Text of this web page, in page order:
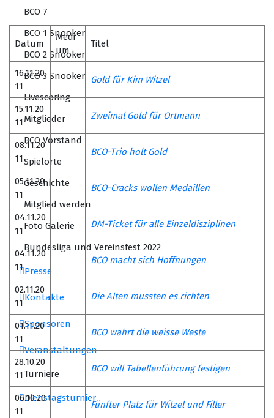
BCO 7
BCO 1 Snooker
BCO 2 Snooker
BCO 3 Snooker
Livescoring
Mitglieder
BCO Vorstand
Spielorte
Geschichte
Mitglied werden
Foto Galerie
Bundesliga und Vereinsfest 2022
Presse
Kontakte
Sponsoren
Veranstaltungen
Turniere
Dienstagsturnier
Datum
Medi
um
Titel
16.11.20
11
Gold für Kim Witzel
15.11.20
11
Zweimal Gold für Ortmann
08.11.20
11
BCO-Trio holt Gold
05.11.20
11
BCO-Cracks wollen Medaillen
04.11.20
11
DM-Ticket für alle Einzeldisziplinen
04.11.20
11
BCO macht sich Hoffnungen
02.11.20
11
Die Alten mussten es richten
01.11.20
11
BCO wahrt die weisse Weste
28.10.20
11
BCO will Tabellenführung festigen
06.10.20
11
Fünfter Platz für Witzel und Filler